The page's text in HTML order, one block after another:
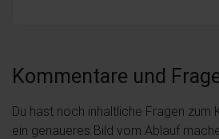
Kommentare und
Du hast noch inhaltliche Fragen zum
ein genaueres Bild vom Ablauf